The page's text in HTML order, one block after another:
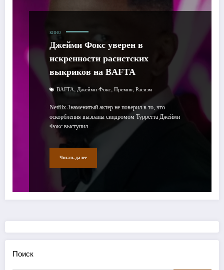
КИНО
Джейми Фокс уверен в
искренности расистских
выкриков на BAFTA
BAFTA, Джейми Фокс, Премия, Расизм
Netflix Знаменитый актер не поверил в то, что
оскорбления вызваны синдромом Турретта Джейми
Фокс выступил…
Читать далее
Поиск